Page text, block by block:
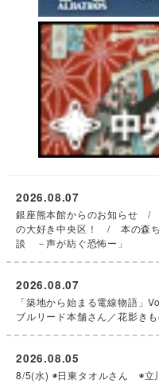
銀座熊本館からのお知らせ
の大好き中央区！ / 本の森
談 －声が紡ぐ恐怖ー」
2026.08.07
「築地から始まる電線物語」
ブルリード本舗さん／花影き
2026.08.07
8/5(水) ◉日東タオルさん ◉立
2026.08.05